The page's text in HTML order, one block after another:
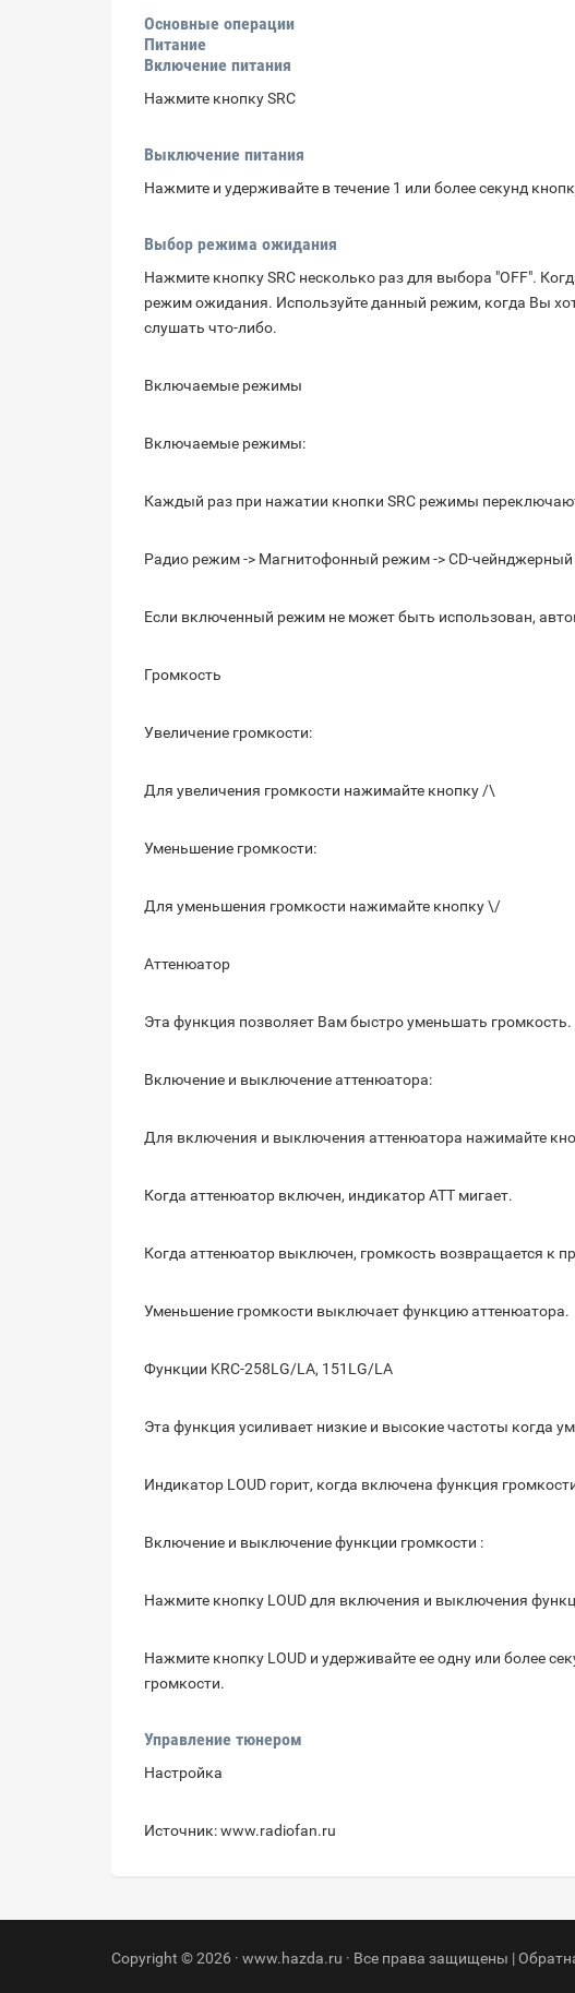
Основные операции
Питание
Включение питания
Нажмите кнопку SRC
Выключение питания
Нажмите и удерживайте в течение 1 или более секунд
Выбор режима ожидания
Нажмите кнопку SRC несколько раз для выбора "OFF".
режим ожидания. Используйте данный режим, когда Вы
слушать что-либо.
Включаемые режимы
Включаемые режимы:
Каждый раз при нажатии кнопки SRC режимы
Радио режим -> Магнитофонный режим -> CD-
Если включенный режим не может быть использован,
Громкость
Увеличение громкости:
Для увеличения громкости нажимайте кнопку /\
Уменьшение громкости:
Для уменьшения громкости нажимайте кнопку \/
Аттенюатор
Эта функция позволяет Вам быстро уменьшать громкость.
Включение и выключение аттенюатора:
Для включения и выключения аттенюатора нажимайте
Когда аттенюатор включен, индикатор ATT мигает.
Когда аттенюатор выключен, громкость возвращается к
Уменьшение громкости выключает функцию аттенюатора.
Функции KRC-258LG/LA, 151LG/LA
Эта функция усиливает низкие и высокие частоты когда
Индикатор LOUD горит, когда включена функция
Включение и выключение функции громкости :
Нажмите кнопку LOUD для включения и выключения
Нажмите кнопку LOUD и удерживайте ее одну или более
громкости.
Управление тюнером
Настройка
Источник: www.radiofan.ru
Copyright © 2026 · www.hazda.ru · Все права защищены |